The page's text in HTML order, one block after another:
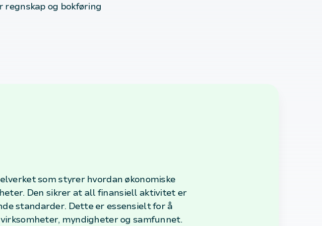
regnskap og bokføring
som styrer hvordan økonomiske
Den sikrer at all finansiell aktivitet er
standarder. Dette er essensielt for å
myndigheter og samfunnet.